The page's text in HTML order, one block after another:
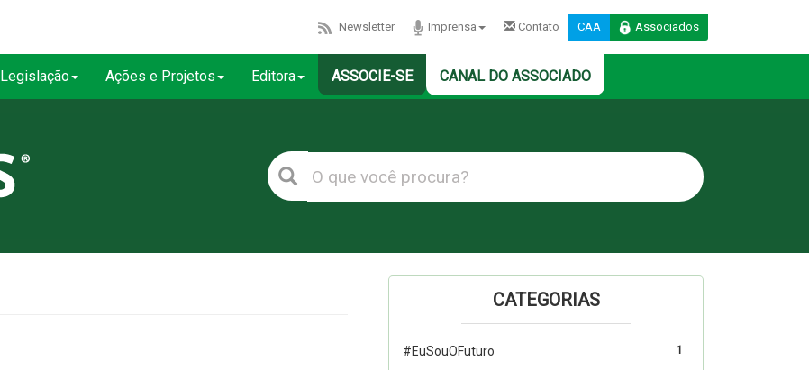
Newsletter Imprensa Contato CAA Associados
Legislação Ações e Projetos Editora ASSOCIE-SE CANAL DO ASSOCIADO
CATEGORIAS
1
#EuSouOFuturo